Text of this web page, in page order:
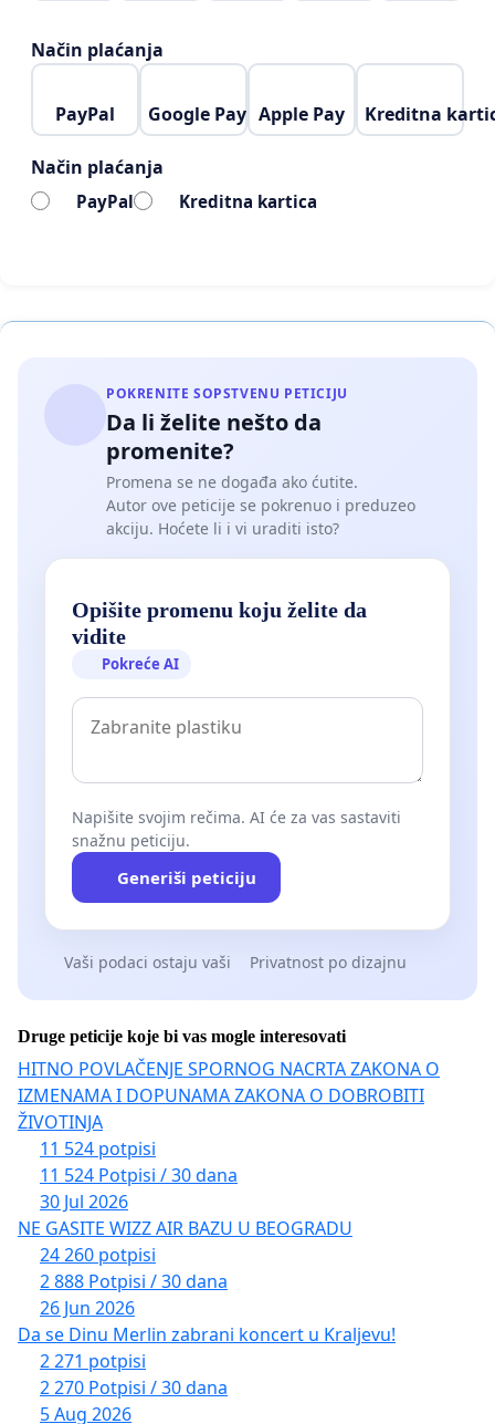
Način plaćanja
PayPal Google Pay Apple Pay Kreditna
Način plaćanja
PayPal Kreditna kartica
POKRENITE SOPSTVENU PETICIJU
Da li želite nešto da
promenite?
Promena se ne događa ako ćutite.
Autor ove peticije se pokrenuo i preduzeo
akciju. Hoćete li i vi uraditi isto?
Opišite promenu koju želite da
vidite
Pokreće AI
Napišite svojim rečima. AI će za vas sastaviti
snažnu peticiju.
Generiši peticiju
Vaši podaci ostaju vaši Privatnost po dizajnu
Druge peticije koje bi vas mogle interesovati
HITNO POVLAČENJE SPORNOG NACRTA ZAKONA O
IZMENAMA I DOPUNAMA ZAKONA O DOBROBITI
ŽIVOTINJA
11 524 potpisi
11 524 Potpisi / 30 dana
30 Jul 2026
NE GASITE WIZZ AIR BAZU U BEOGRADU
24 260 potpisi
2 888 Potpisi / 30 dana
26 Jun 2026
Da se Dinu Merlin zabrani koncert u Kraljevu!
2 271 potpisi
2 270 Potpisi / 30 dana
5 Aug 2026